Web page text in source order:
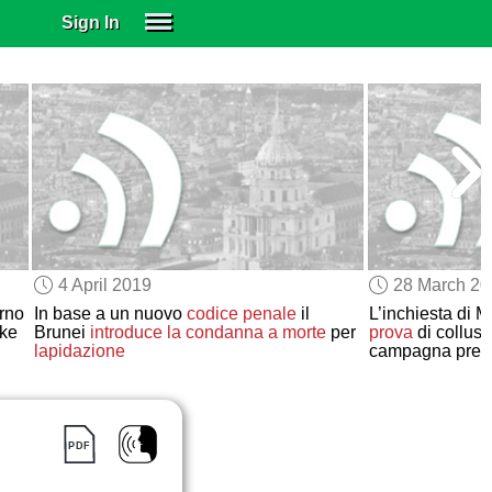
Sign In
SUBSCRIBE
EDUCATIONAL LICENSES
GIFT CARDS
OTHER LANGUAGES
ABOUT US
ALEXA
ADJUST COLORS
4 April 2019
In base a un nuovo codice penaleil
Brunei introduce la condanna a morteper
lapidazione
28 March
L’inchiesta di
prova di
campagna